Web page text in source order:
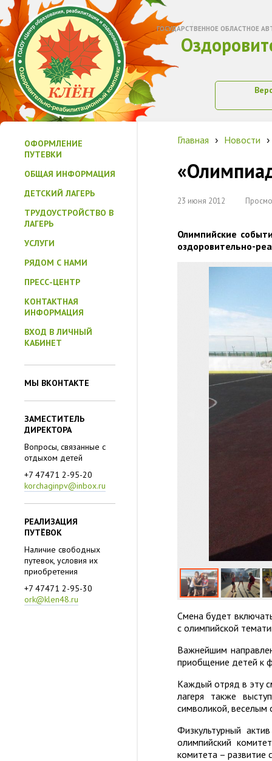
ГОСУДАРСТВЕННОЕ ОБЛАСТНОЕ
ОФОРМЛЕНИЕ
ПУТЕВКИ
ОБЩАЯ ИНФОРМАЦИЯ
ДЕТСКИЙ ЛАГЕРЬ
ТРУДОУСТРОЙСТВО В
ЛАГЕРЬ
УСЛУГИ
РЯДОМ С НАМИ
ПРЕСС-ЦЕНТР
КОНТАКТНАЯ
ИНФОРМАЦИЯ
ВХОД В ЛИЧНЫЙ
КАБИНЕТ
МЫ ВКОНТАКТЕ
ЗАМЕСТИТЕЛЬ
ДИРЕКТОРА
Вопросы, связанные с
отдыхом детей
+7 47471 2-95-20
korchaginpv@inbox.ru
РЕАЛИЗАЦИЯ
ПУТЁВОК
Наличие свободных
путевок, условия их
приобретения
+7 47471 2-95-30
ork@klen48.ru
Главная › Новости ›
23 июня 2012
Олимпийские
оздоровительно-
Смена будет
с олимпийской
Важнейшим
приобщение детей к
Каждый отряд в эту
лагеря также
символикой, веселым
Физкультурный
олимпийский
комитета – развитие